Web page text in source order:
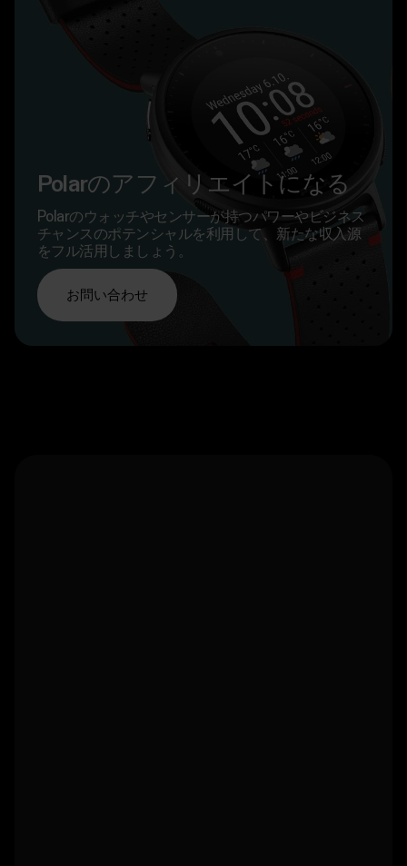
Polarのアフィリエイトになる
Polarのウォッチやセンサーが持つパワーやビジネス
チャンスのポテンシャルを利用して、新たな収入源
をフル活用しましょう。
お問い合わせ‎